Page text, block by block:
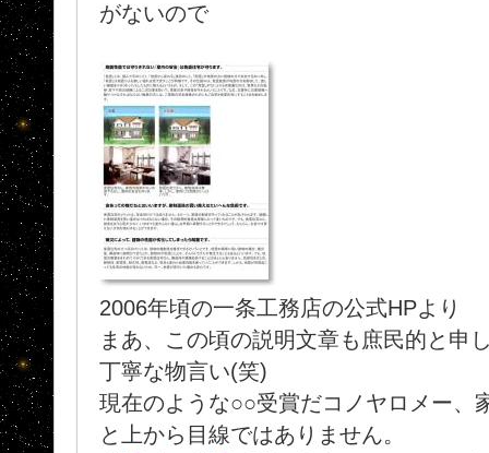
がないので
2006年頃の一条工務店の公式HPより
まあ、この頃の説明文章も庶民的と申
丁寧な物言い(笑)
現在のような○○受賞だコノヤロメー、
と上から目線ではありません。